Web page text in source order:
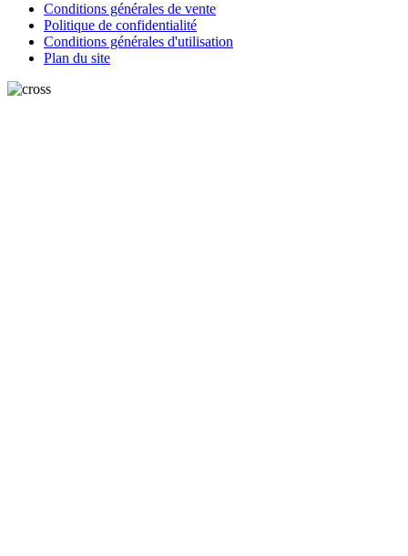
Conditions générales de vente
Politique de confidentialité
Conditions générales d'utilisation
Plan du site